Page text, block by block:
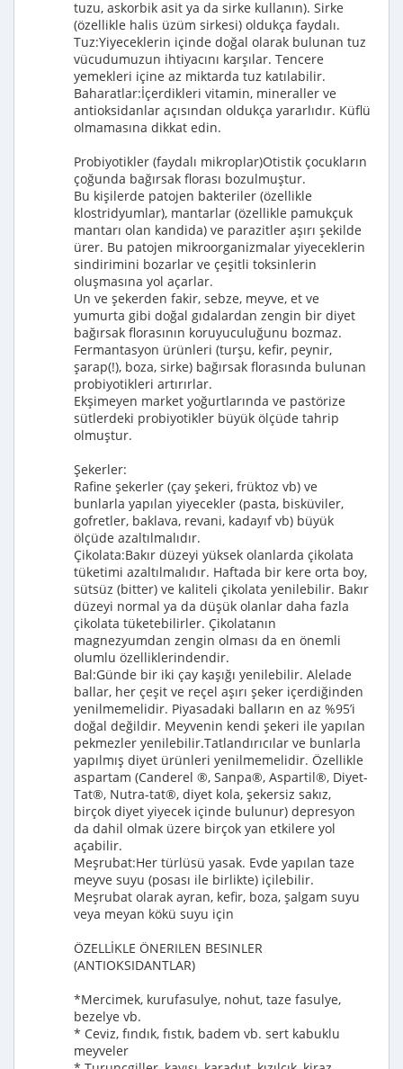
tuzu, askorbik asit ya da sirke kullanın). Sirke
(özellikle halis üzüm sirkesi) oldukça faydalı.
Tuz:Yiyeceklerin içinde doğal olarak bulunan tuz
vücudumuzun ihtiyacını karşılar. Tencere
yemekleri içine az miktarda tuz katılabilir.
Baharatlar:İçerdikleri vitamin, mineraller ve
antioksidanlar açısından oldukça yararlıdır. Küflü
olmamasına dikkat edin.
Probiyotikler (faydalı mikroplar)Otistik çocukların
çoğunda bağırsak florası bozulmuştur.
Bu kişilerde patojen bakteriler (özellikle
klostridyumlar), mantarlar (özellikle pamukçuk
mantarı olan kandida) ve parazitler aşırı şekilde
ürer. Bu patojen mikroorganizmalar yiyeceklerin
sindirimini bozarlar ve çeşitli toksinlerin
oluşmasına yol açarlar.
Un ve şekerden fakir, sebze, meyve, et ve
yumurta gibi doğal gıdalardan zengin bir diyet
bağırsak florasının koruyuculuğunu bozmaz.
Fermantasyon ürünleri (turşu, kefir, peynir,
şarap(!), boza, sirke) bağırsak florasında bulunan
probiyotikleri artırırlar.
Ekşimeyen market yoğurtlarında ve pastörize
sütlerdeki probiyotikler büyük ölçüde tahrip
olmuştur.
Şekerler:
Rafine şekerler (çay şekeri, früktoz vb) ve
bunlarla yapılan yiyecekler (pasta, bisküviler,
gofretler, baklava, revani, kadayıf vb) büyük
ölçüde azaltılmalıdır.
Çikolata:Bakır düzeyi yüksek olanlarda çikolata
tüketimi azaltılmalıdır. Haftada bir kere orta boy,
sütsüz (bitter) ve kaliteli çikolata yenilebilir. Bakır
düzeyi normal ya da düşük olanlar daha fazla
çikolata tüketebilirler. Çikolatanın
magnezyumdan zengin olması da en önemli
olumlu özelliklerindendir.
Bal:Günde bir iki çay kaşığı yenilebilir. Alelade
ballar, her çeşit ve reçel aşırı şeker içerdiğinden
yenilmemelidir. Piyasadaki balların en az %95’i
doğal değildir. Meyvenin kendi şekeri ile yapılan
pekmezler yenilebilir.Tatlandırıcılar ve bunlarla
yapılmış diyet ürünleri yenilmemelidir. Özellikle
aspartam (Canderel ®, Sanpa®, Aspartil®, Diyet-
Tat®, Nutra-tat®, diyet kola, şekersiz sakız,
birçok diyet yiyecek içinde bulunur) depresyon
da dahil olmak üzere birçok yan etkilere yol
açabilir.
Meşrubat:Her türlüsü yasak. Evde yapılan taze
meyve suyu (posası ile birlikte) içilebilir.
Meşrubat olarak ayran, kefir, boza, şalgam suyu
veya meyan kökü suyu için
ÖZELLİKLE ÖNERILEN BESINLER
(ANTIOKSIDANTLAR)
*Mercimek, kurufasulye, nohut, taze fasulye,
bezelye vb.
* Ceviz, fındık, fıstık, badem vb. sert kabuklu
meyveler